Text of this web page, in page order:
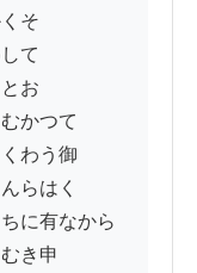
そ
て
お
かつて
わう御
らはく
に有なから
き申